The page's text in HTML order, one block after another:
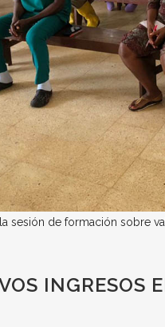
sesión de formación sobre
INGRESOS